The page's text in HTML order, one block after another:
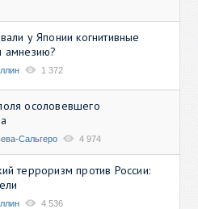
у Японии когнитивные
амнезию?
1 372
осоловевшего
Сальгеро 4 974
терроризм против России:
4 536